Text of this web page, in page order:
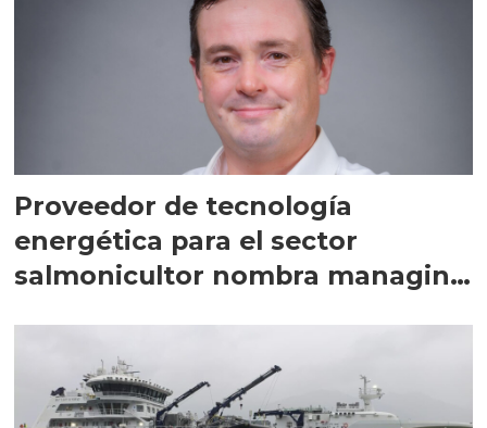
Proveedor de tecnología
energética para el sector
salmonicultor nombra managing